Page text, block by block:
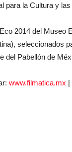
para la Cultura y
2014 del
seleccionados
Pabellón de
www.filmatica.mx |